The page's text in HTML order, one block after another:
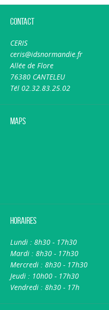
Contact
CERIS
ceris@idsnormandie.fr
Allée de Flore
76380 CANTELEU
Tél 02.32.83.25.02
Maps
Horaires
Lundi : 8h30 - 17h30
Mardi : 8h30 - 17h30
Mercredi : 8h30 - 17h30
Jeudi : 10h00 - 17h30
Vendredi : 8h30 - 17h